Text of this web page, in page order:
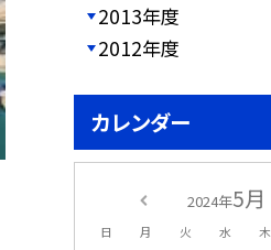
2013年度
2012年度
カレンダー
2024年5月
日 月 火 水 木